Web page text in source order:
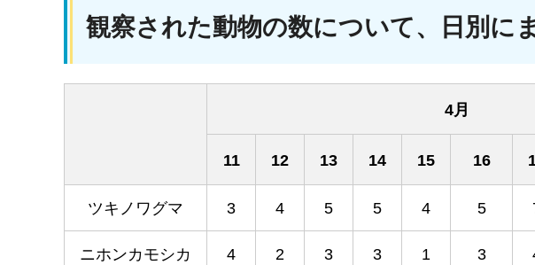
観察された動物の数について、日別に
4月
11 12 13 14 15 16
ツキノワグマ 3 4 5 5 4 5
ニホンカモシカ 4 2 3 3 1 3